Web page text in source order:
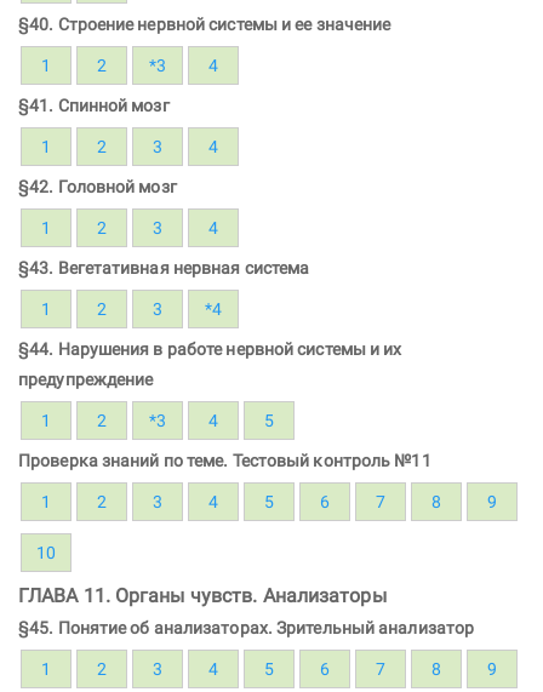
§40. Строение нервной системы и ее значение
1 2 *3 4
§41. Спинной мозг
1 2 3 4
§42. Головной мозг
1 2 3 4
§43. Вегетативная нервная система
1 2 3 *4
§44. Нарушения в работе нервной системы и их
предупреждение
1 2 *3 4 5
Проверка знаний по теме. Тестовый контроль №11
1 2 3 4 5 6 7 8 9
10
ГЛАВА 11. Органы чувств. Анализаторы
§45. Понятие об анализаторах. Зрительный анализатор
1 2 3 4 5 6 7 8 9